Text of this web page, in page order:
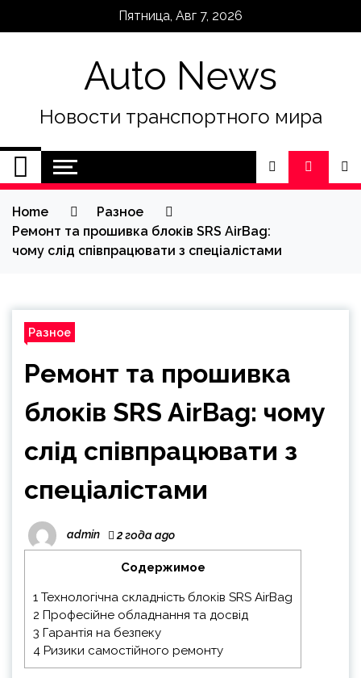
Пятница, Авг 7, 2026
Auto News
Новости транспортного мира
Home
Разное
Ремонт та прошивка блоків SRS AirBag:
чому слід співпрацювати з спеціалістами
Разное
Ремонт та прошивка
блоків SRS AirBag: чому
слід співпрацювати з
спеціалістами
admin 2 года ago
Содержимое
1 Технологічна складність блоків SRS AirBag
2 Професійне обладнання та досвід
3 Гарантія на безпеку
4 Ризики самостійного ремонту